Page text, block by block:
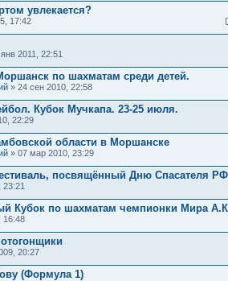
увлекается?
17:42
2011, 22:51
по шахматам среди детей.
» 24 сен 2010, 22:58
Кубок Мучкапа. 23-25 июля.
22:29
области в Моршанске
» 07 мар 2010, 23:29
посвящённый Дню Спасателя РФ
23:21
Кубок по шахматам чемпионки Мира
16:48
20:27
(Формула 1)